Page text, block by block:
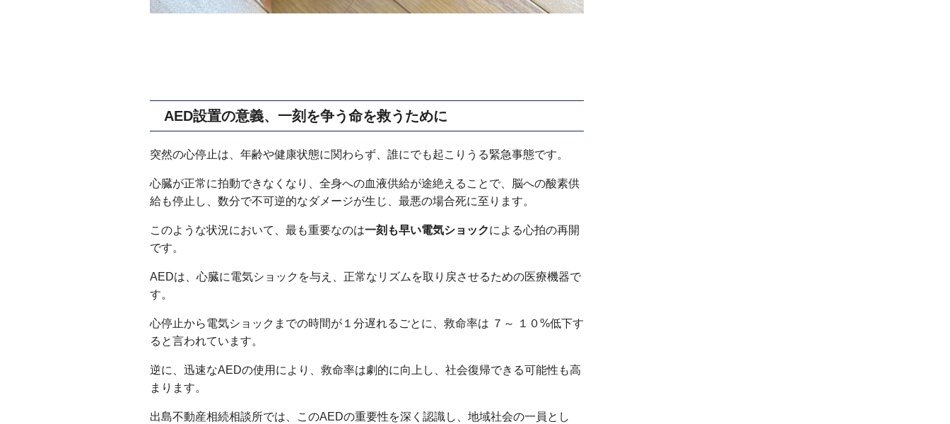
AED設置の意義、一刻を争う命を救うために
突然の心停止は、年齢や健康状態に関わらず、誰にでも起こりうる緊急事態です。
心臓が正常に拍動できなくなり、全身への血液供給が途絶えることで、脳への酸素供
給も停止し、数分で不可逆的なダメージが生じ、最悪の場合死に至ります。
このような状況において、最も重要なのは一刻も早い電気ショックによる心拍の再開
です。
AEDは、心臓に電気ショックを与え、正常なリズムを取り戻させるための医療機器で
す。
心停止から電気ショックまでの時間が１分遅れるごとに、救命率は ７～ １０%低下す
ると言われています。
逆に、迅速なAEDの使用により、救命率は劇的に向上し、社会復帰できる可能性も高
まります。
出島不動産相続相談所では、このAEDの重要性を深く認識し、地域社会の一員とし